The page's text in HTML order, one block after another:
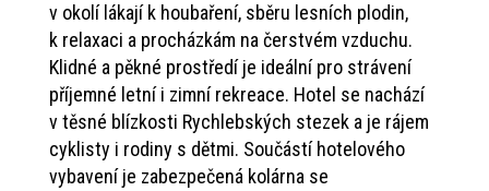
v okolí lákají k houbaření, sběru lesních plodin,
k relaxaci a procházkám na čerstvém vzduchu.
Klidné a pěkné prostředí je ideální pro strávení
příjemné letní i zimní rekreace. Hotel se nachází
v těsné blízkosti Rychlebských stezek a je rájem
cyklisty i rodiny s dětmi. Součástí hotelového
vybavení je zabezpečená kolárna se